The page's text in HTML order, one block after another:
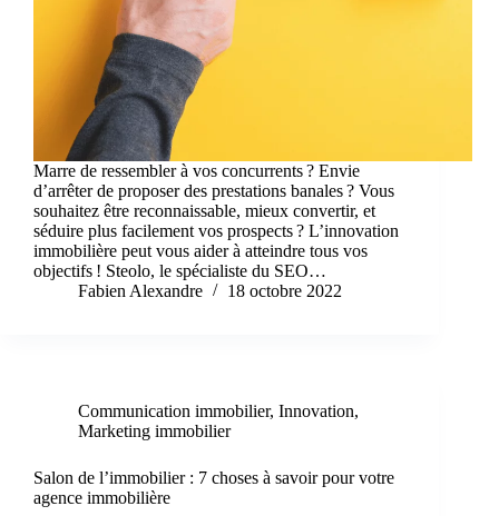
Marre de ressembler à vos concurrents ? Envie
d’arrêter de proposer des prestations banales ? Vous
souhaitez être reconnaissable, mieux convertir, et
séduire plus facilement vos prospects ? L’innovation
immobilière peut vous aider à atteindre tous vos
objectifs ! Steolo, le spécialiste du SEO…
Fabien Alexandre
18 octobre 2022
Communication immobilier, Innovation,
Marketing immobilier
Salon de l’immobilier : 7 choses à savoir pour votre
agence immobilière